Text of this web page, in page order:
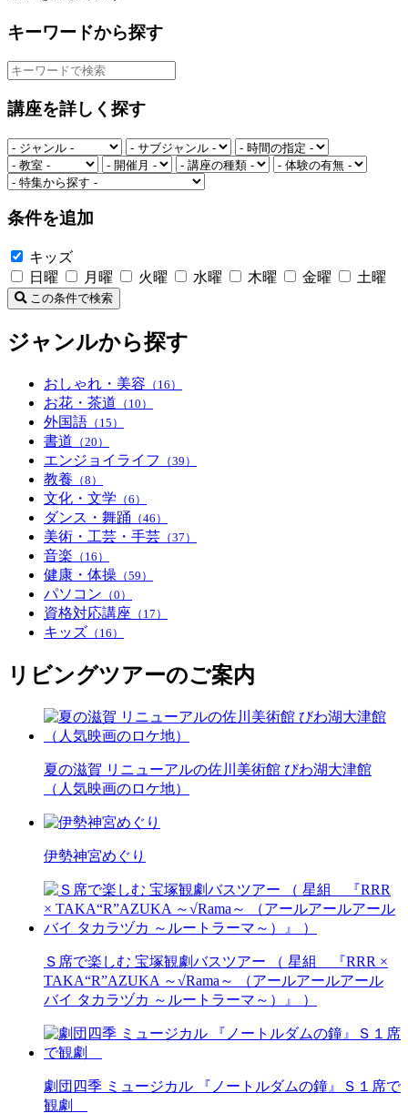
キーワードから探す
講座を詳しく探す
条件を追加
キッズ
日曜
月曜 火曜 水曜 木曜 金曜 土曜
この条件で検索
ジャンルから探す
おしゃれ・美容 （16）
お花・茶道 （10）
外国語 （15）
書道 （20）
エンジョイライフ （39）
教養 （8）
文化・文学 （6）
ダンス・舞踊 （46）
美術・工芸・手芸 （37）
音楽 （16）
健康・体操 （59）
パソコン （0）
資格対応講座 （17）
キッズ （16）
リビングツアーのご案内
夏の滋賀 リニューアルの佐川美術館 びわ湖大津館
（人気映画のロケ地）
伊勢神宮めぐり
Ｓ席で楽しむ 宝塚観劇バスツアー （ 星組 『RRR ×
TAKA“R”AZUKA ～√Rama～ （アールアールアール
バイ タカラヅカ ～ルートラーマ～）』 ）
劇団四季 ミュージカル 『ノートルダムの鐘』Ｓ１席で
観劇